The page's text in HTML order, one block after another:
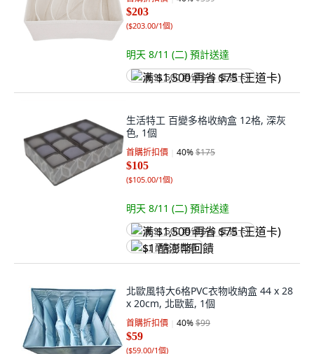
$203
($203.00/1個)
明天 8/11 (二) 預計送達
满 $1,500 再省 $75 (王道卡)
生活特工 百變多格收納盒 12格, 深灰
色, 1個
首購折扣價 40%$175
$105
($105.00/1個)
明天 8/11 (二) 預計送達
满 $1,500 再省 $75 (王道卡)
$1 酷澎幣回饋
北歐風特大6格PVC衣物收納盒 44 x 28
x 20cm, 北歐藍, 1個
首購折扣價 40%$99
$59
($59.00/1個)